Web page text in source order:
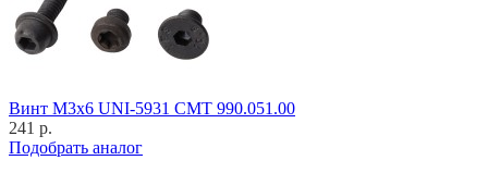
Винт M3x6 UNI-5931 CMT 990.051.00
241 р.
Подобрать аналог